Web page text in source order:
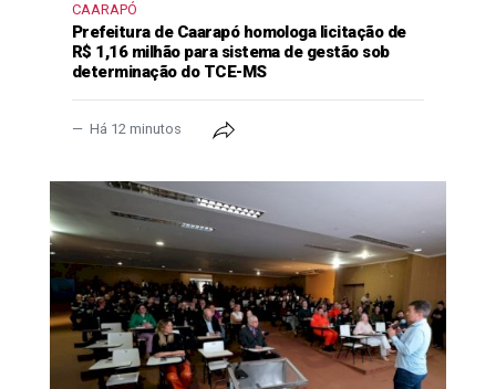
CAARAPÓ
Prefeitura de Caarapó homologa licitação de
R$ 1,16 milhão para sistema de gestão sob
determinação do TCE-MS
Há 12 minutos